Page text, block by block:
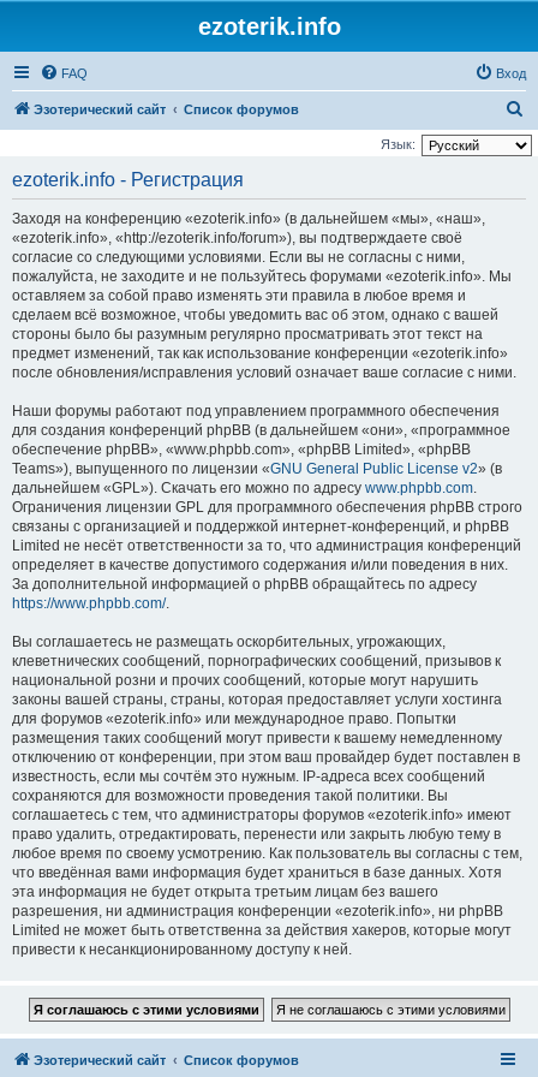
ezoterik.info
FAQ Вход
Эзотерический сайт Список форумов
о
Язык:
ezoterik.info - Регистрация
Заходя на конференцию «ezoterik.info» (в дальнейшем «мы», «наш»,
«ezoterik.info», «http://ezoterik.info/forum»), вы подтверждаете своё
согласие со следующими условиями. Если вы не согласны с ними,
пожалуйста, не заходите и не пользуйтесь форумами «ezoterik.info». Мы
оставляем за собой право изменять эти правила в любое время и
сделаем всё возможное, чтобы уведомить вас об этом, однако с вашей
стороны было бы разумным регулярно просматривать этот текст на
предмет изменений, так как использование конференции «ezoterik.info»
после обновления/исправления условий означает ваше согласие с ними.
Наши форумы работают под управлением программного обеспечения
для создания конференций phpBB (в дальнейшем «они», «программное
обеспечение phpBB», «www.phpbb.com», «phpBB Limited», «phpBB
Teams»), выпущенного по лицензии «GNU General Public License v2» (в
дальнейшем «GPL»). Скачать его можно по адресу www.phpbb.com.
Ограничения лицензии GPL для программного обеспечения phpBB строго
связаны с организацией и поддержкой интернет-конференций, и phpBB
Limited не несёт ответственности за то, что администрация конференций
определяет в качестве допустимого содержания и/или поведения в них.
За дополнительной информацией о phpBB обращайтесь по адресу
https://www.phpbb.com/.
Вы соглашаетесь не размещать оскорбительных, угрожающих,
клеветнических сообщений, порнографических сообщений, призывов к
национальной розни и прочих сообщений, которые могут нарушить
законы вашей страны, страны, которая предоставляет услуги хостинга
для форумов «ezoterik.info» или международное право. Попытки
размещения таких сообщений могут привести к вашему немедленному
отключению от конференции, при этом ваш провайдер будет поставлен в
известность, если мы сочтём это нужным. IP-адреса всех сообщений
сохраняются для возможности проведения такой политики. Вы
соглашаетесь с тем, что администраторы форумов «ezoterik.info» имеют
право удалить, отредактировать, перенести или закрыть любую тему в
любое время по своему усмотрению. Как пользователь вы согласны с тем,
что введённая вами информация будет храниться в базе данных. Хотя
эта информация не будет открыта третьим лицам без вашего
разрешения, ни администрация конференции «ezoterik.info», ни phpBB
Limited не может быть ответственна за действия хакеров, которые могут
привести к несанкционированному доступу к ней.
Эзотерический сайт Список форумов